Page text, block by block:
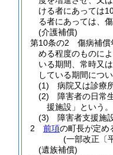
ける者にあっては
る者にあっては、
(介護補償)
第10条の2
傷病補償
める程度のものに
いる期間、常時又
している期間につ
(1)
病院又は診療
(2)
障害者の日常
援施設」という
(3)
障害者支援施
2
前項の町長が定め
(一部改正〔
(遺族補償)